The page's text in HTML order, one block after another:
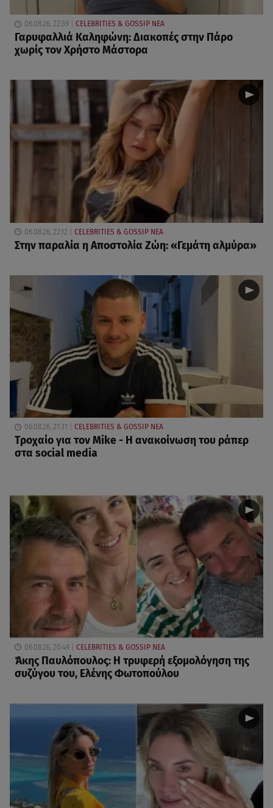
06.08.26, 22:39 CELEBRITIES & GOSSIP ΝΕΑ
Γαρυφαλλιά Καληφώνη: Διακοπές στην Πάρο
χωρίς τον Χρήστο Μάστορα
06.08.26, 22:12 CELEBRITIES & GOSSIP ΝΕΑ
Στην παραλία η Αποστολία Ζώη: «Γεμάτη αλμύρα»
06.08.26, 21:31 CELEBRITIES & GOSSIP ΝΕΑ
Τροχαίο για τον Mike - Η ανακοίνωση του ράπερ
στα social media
06.08.26, 20:49 CELEBRITIES & GOSSIP ΝΕΑ
Άκης Παυλόπουλος: Η τρυφερή εξομολόγηση της
συζύγου του, Ελένης Φωτοπούλου